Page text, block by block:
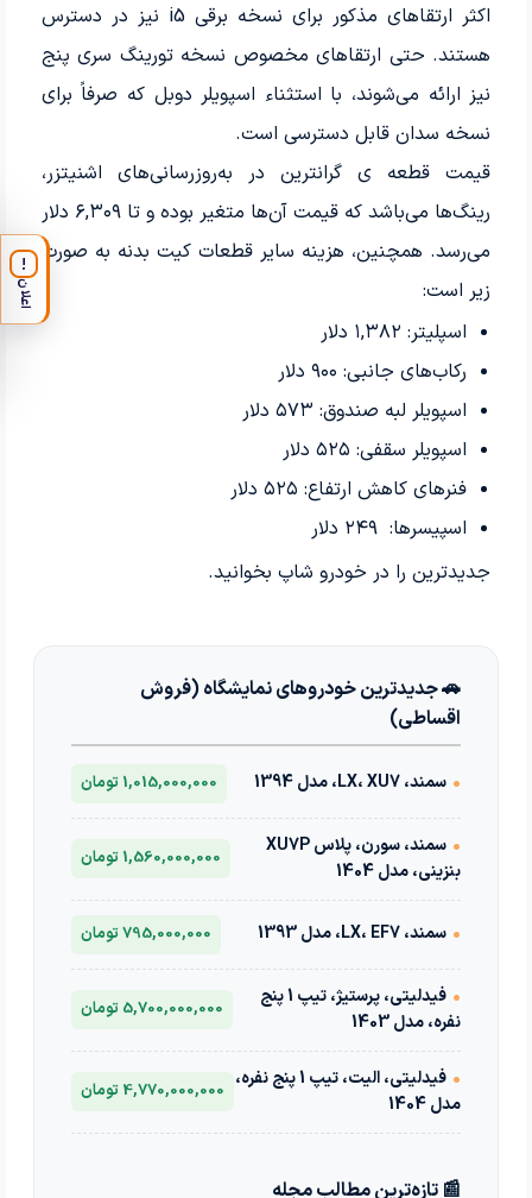
اکثر ارتقاهای مذکور برای نسخه برقی i5 نیز در دسترس
هستند. حتی ارتقاهای مخصوص نسخه تورینگ سری پنج
نیز ارائه می‌شوند، با استثناء اسپویلر دوبل که صرفاً برای
نسخه سدان قابل دسترسی است.
قیمت قطعه ی گرانترین در به‌روزرسانی‌های اشنیتزر،
رینگ‌ها می‌باشد که قیمت آن‌ها متغیر بوده و تا ۶,۳۰۹ دلار
می‌رسد. همچنین، هزینه سایر قطعات کیت بدنه به صورت
زیر است:
اسپلیتر: ۱,۳۸۲ دلار
رکاب‌های جانبی: ۹۰۰ دلار
اسپویلر لبه صندوق: ۵۷۳ دلار
اسپویلر سقفی: ۵۲۵ دلار
فنرهای کاهش ارتفاع: ۵۲۵ دلار
اسپیسرها: ۲۴۹ دلار
جدیدترین را در خودرو شاپ بخوانید.
🚗 جدیدترین خودروهای نمایشگاه (فروش
اقساطی)
• سمند، LX، XU7، مدل 1394 1,015,000,000 تومان
•
سمند، سورن، پلاس XU7P
بنزینی، مدل 1404
1,560,000,000 تومان
• سمند، LX، EF7، مدل 1393 795,000,000 تومان
•
فیدلیتی، پرستیژ، تیپ 1 پنج
نفره، مدل 1403
5,700,000,000 تومان
•
فیدلیتی، الیت، تیپ 1 پنج نفره،
مدل 1404
4,770,000,000 تومان
📰 تازه‌ترین مطالب مجله
!
اعلان